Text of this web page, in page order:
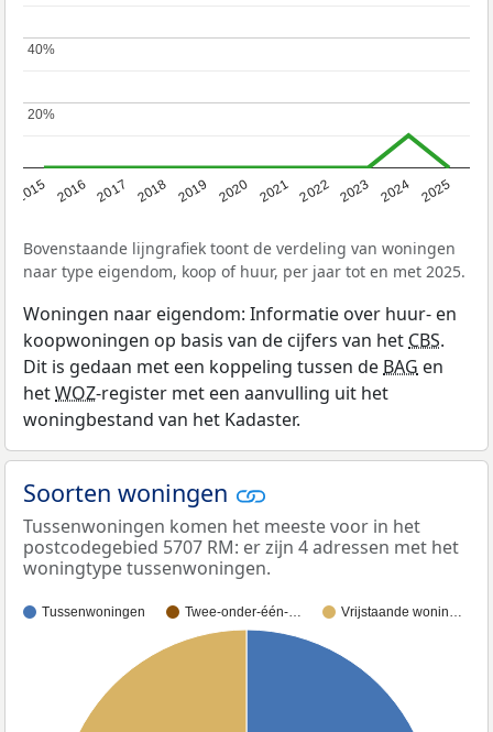
2015 2016 2017 2018 2019 2020 2021 2022 2023 2024 2025
20%
20%
40%
40%
Bovenstaande lijngrafiek toont de verdeling van woningen
naar type eigendom, koop of huur, per jaar tot en met 2025.
Woningen naar eigendom: Informatie over huur- en
koopwoningen op basis van de cijfers van het CBS.
Dit is gedaan met een koppeling tussen de BAG en
hetWOZ-register met een aanvulling uit het
woningbestand van het Kadaster.
Soorten woningen
Tussenwoningen komen het meeste voor in het
postcodegebied 5707 RM: er zijn 4 adressen met het
woningtype tussenwoningen.
Tussenwoningen Twee-onder-één-… Vrijstaande wonin…